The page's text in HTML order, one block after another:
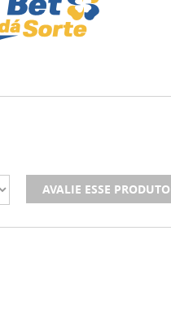
AVALIE ESSE PRODUTO